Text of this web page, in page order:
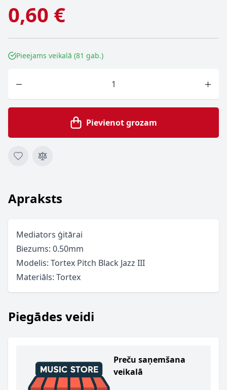
0,60 €
Pieejams veikalā (81 gab.)
Pievienot grozam
Apraksts
Mediators ģitārai
Biezums: 0.50mm
Modelis: Tortex Pitch Black Jazz III
Materiāls: Tortex
Piegādes veidi
Preču saņemšana
veikalā